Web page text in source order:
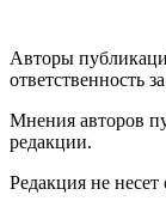
Авторы
ответственность
Мнения авторов
редакции.
Редакция не